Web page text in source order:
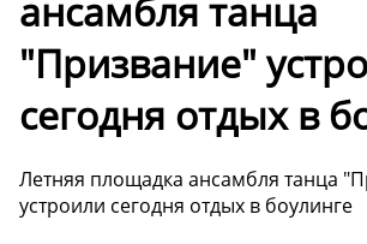
ансамбля танца
"Призвание"
сегодня отдых в
Летняя площадка ансамбля танца
устроили сегодня отдых в боулинге